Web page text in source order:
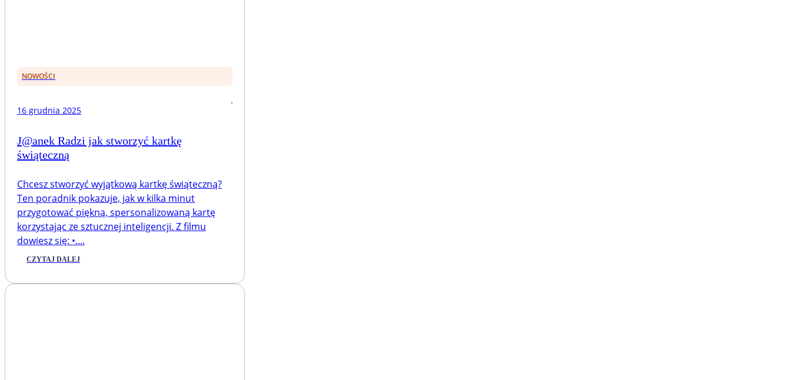
NOWOŚCI
16 grudnia 2025
J@anek Radzi jak stworzyć kartkę
świąteczną
Chcesz stworzyć wyjątkową kartkę świąteczną?
Ten poradnik pokazuje, jak w kilka minut
przygotować piękną, spersonalizowaną kartę
korzystając ze sztucznej inteligencji. Z filmu
dowiesz się: •....
CZYTAJ DALEJ